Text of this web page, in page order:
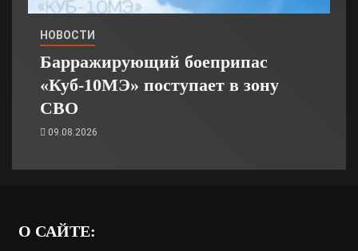
НОВОСТИ
Барражирующий боеприпас
«Куб-10МЭ» поступает в зону
СВО
09.08.2026
О САЙТЕ: